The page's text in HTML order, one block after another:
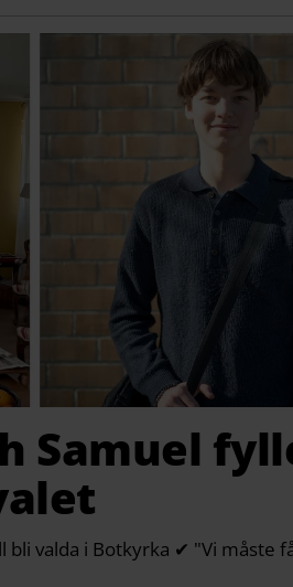
Samuel
bli valda i Botkyrka ✔ "Vi måste